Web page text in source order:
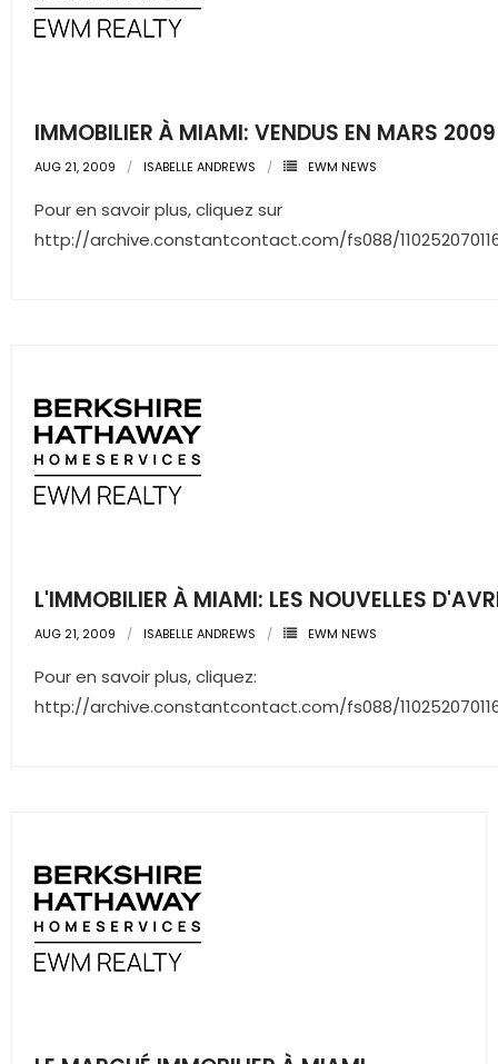
- Become an Associate
- Office Locations
IMMOBILIER À MIAMI: VENDUS EN MARS 2009
AUG 21, 2009 ISABELLE ANDREWS EWM NEWS
Pour en savoir plus, cliquez sur
http://archive.constantcontact.com/fs088/
L'IMMOBILIER À MIAMI: LES NOUVELLES
AUG 21, 2009 ISABELLE ANDREWS EWM NEWS
Pour en savoir plus, cliquez:
http://archive.constantcontact.com/fs088/